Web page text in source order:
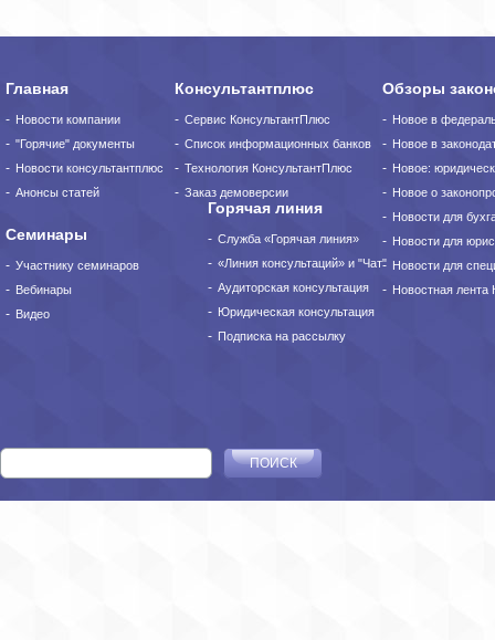
Главная
Новости компании
"Горячие" документы
Новости консультантплюс
Анонсы статей
Консультантплюс
Сервис КонсультантПлюс
Список информационных банков
Технология КонсультантПлюс
Заказ демоверсии
Обзоры
Новое в
Новое в
Новое:
Новое о
Новости для
Новости для
Новости для
Новостная лента
Горячая линия
Служба «Горячая линия»
«Линия консультаций» и "Чат"
Аудиторская консультация
Юридическая консультация
Подписка на рассылку
Семинары
Участнику семинаров
Вебинары
Видео